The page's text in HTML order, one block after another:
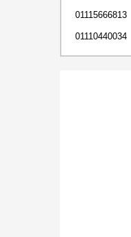
01115666813
01110440034